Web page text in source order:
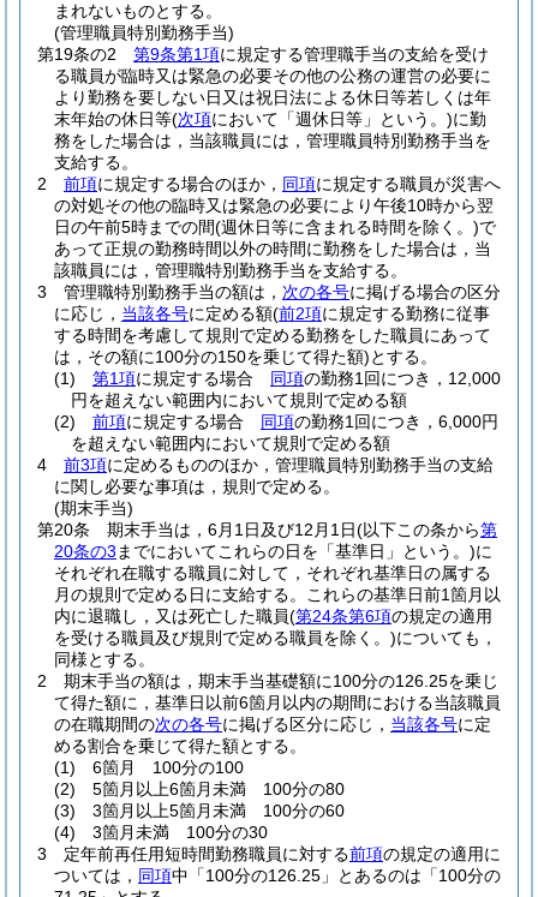
まれないものとする。
(管理職員特別勤務手当)
第19条の2
第9条第1項に規定する管理職手当の支給を受け
る職員が臨時又は緊急の必要その他の公務の運営の必要に
より勤務を要しない日又は祝日法による休日等若しくは年
末年始の休日等(次項において「週休日等」という。)に勤
務をした場合は，当該職員には，管理職員特別勤務手当を
支給する。
2
前項に規定する場合のほか， 同項に規定する職員が災害へ
の対処その他の臨時又は緊急の必要により午後10時から翌
日の午前5時までの間(週休日等に含まれる時間を除く。)で
あって正規の勤務時間以外の時間に勤務をした場合は，当
該職員には，管理職特別勤務手当を支給する。
3
管理職特別勤務手当の額は， 次の各号に掲げる場合の区分
に応じ， 当該各号に定める額(前2項に規定する勤務に従事
する時間を考慮して規則で定める勤務をした職員にあって
は，その額に100分の150を乗じて得た額)とする。
(1)
第1項に規定する場合 同項の勤務1回につき，12,000
円を超えない範囲内において規則で定める額
(2)
前項に規定する場合 同項の勤務1回につき，6,000円
を超えない範囲内において規則で定める額
4
前3項に定めるもののほか，管理職員特別勤務手当の支給
に関し必要な事項は，規則で定める。
(期末手当)
第20条
期末手当は，6月1日及び12月1日(以下この条から第
20条の3 までにおいてこれらの日を「基準日」という。)に
それぞれ在職する職員に対して，それぞれ基準日の属する
月の規則で定める日に支給する。
これらの基準日前1箇月以
内に退職し，又は死亡した職員(第24条第6項の規定の適用
を受ける職員及び規則で定める職員を除く。)についても，
同様とする。
2
期末手当の額は，期末手当基礎額に100分の126.25を乗じ
て得た額に，基準日以前6箇月以内の期間における当該職員
の在職期間の次の各号に掲げる区分に応じ， 当該各号に定
める割合を乗じて得た額とする。
(1)
6箇月 100分の100
(2)
5箇月以上6箇月未満 100分の80
(3)
3箇月以上5箇月未満 100分の60
(4)
3箇月未満 100分の30
3
定年前再任用短時間勤務職員に対する前項の規定の適用に
ついては， 同項中「100分の126.25」とあるのは「100分の